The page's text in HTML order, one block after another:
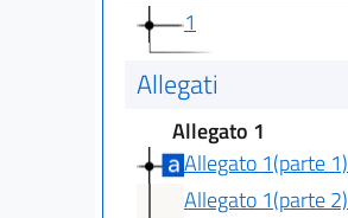
1
Allegati
Allegato 1
Allegato 1(parte 1)
Allegato 1(parte 2)